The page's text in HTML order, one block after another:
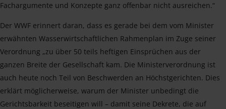
Fachargumente und Konzepte ganz offenbar nicht ausreichen.“
Der WWF erinnert daran, dass es gerade bei dem vom Minister
erwähnten Wasserwirtschaftlichen Rahmenplan im Zuge seiner
Verordnung „zu über 50 teils heftigen Einsprüchen aus der
ganzen Breite der Gesellschaft kam. Die Ministerverordnung ist
auch heute noch Teil von Beschwerden an Höchstgerichten. Dies
erklärt möglicherweise, warum der Minister unbedingt die
Gerichtsbarkeit beseitigen will – damit seine Dekrete, die auf